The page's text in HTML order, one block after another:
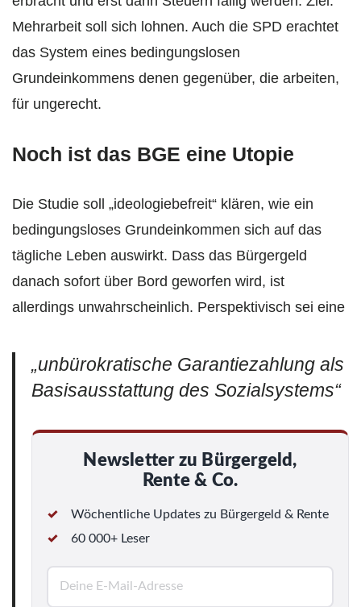
Mehrarbeit soll sich lohnen. Auch die SPD erachtet
das System eines bedingungslosen
Grundeinkommens denen gegenüber, die arbeiten,
für ungerecht.
Noch ist das BGE eine Utopie
Die Studie soll „ideologiebefreit“ klären, wie ein
bedingungsloses Grundeinkommen sich auf das
tägliche Leben auswirkt. Dass das Bürgergeld
danach sofort über Bord geworfen wird, ist
allerdings unwahrscheinlich. Perspektivisch sei eine
„unbürokratische Garantiezahlung als
Basisausstattung des Sozialsystems“
Newsletter zu Bürgergeld,
Rente & Co.
Wöchentliche Updates zu Bürgergeld & Rente
60 000+ Leser